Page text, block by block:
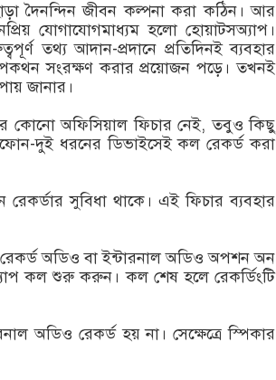
দৈনন্দিন জীবন কল্পনা করা কঠিন। আর
যোগাযোগমাধ্যম হলো হোয়াটসঅ্যাপ।
তথ্য আদান-প্রদানে প্রতিদিনই ব্যবহার
সংরক্ষণ করার প্রয়োজন পড়ে। তখনই
জানার।
কোনো অফিসিয়াল ফিচার নেই, তবুও কিছু
দুই ধরনের ডিভাইসেই কল রেকর্ড করা
রেকর্ডার সুবিধা থাকে। এই ফিচার ব্যবহার
অডিও বা ইন্টারনাল অডিও অপশন অন
কল শুরু করুন। কল শেষ হলে রেকর্ডিংটি
অডিও রেকর্ড হয় না। সেক্ষেত্রে স্পিকার